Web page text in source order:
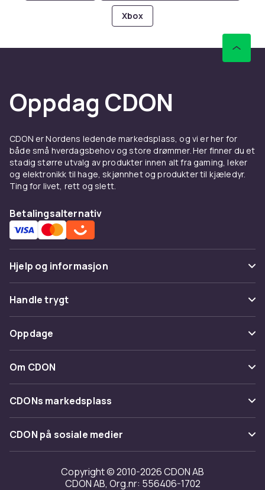
Xbox
Oppdag CDON
CDON er Nordens ledende markedsplass, og vi er her for
både små hverdagsbehov og store drømmer. Her finner du et
stadig større utvalg av produkter innen alt fra gaming, leker
og elektronikk til hage, skjønnhet og produkter til kjæledyr.
Ting for livet, rett og slett.
Betalingsalternativ
Hjelp og informasjon
Vanlige spørsmål
Spor pakke
Angre & returner her
Kontakt oss
Handle trygt
Betaling
Levering
Tilbakekallinger
Oppdage
Kategorier
Varemerker
Om CDON
Om oss
Kundeanmeldelser
Jobbe på CDON
Investor relations
CDONs markedsplass
Merchant Help Center
CDON på sosiale medier
Copyright © 2010-2026 CDON AB
CDON AB, Org.nr: 556406-1702